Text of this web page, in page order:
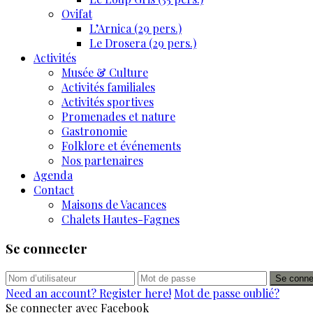
Ovifat
L’Arnica (29 pers.)
Le Drosera (29 pers.)
Activités
Musée & Culture
Activités familiales
Activités sportives
Promenades et nature
Gastronomie
Folklore et événements
Nos partenaires
Agenda
Contact
Maisons de Vacances
Chalets Hautes-Fagnes
Se connecter
Se
Need an account? Register here! Mot de passe oublié?
Se connecter avec Facebook